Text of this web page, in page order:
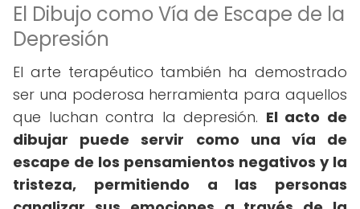
El Dibujo como Vía de Escape de la
Depresión
El arte terapéutico también ha demostrado
ser una poderosa herramienta para aquellos
que luchan contra la depresión. El acto de
dibujar puede servir como una vía de
escape de los pensamientos negativos y la
tristeza, permitiendo a las personas